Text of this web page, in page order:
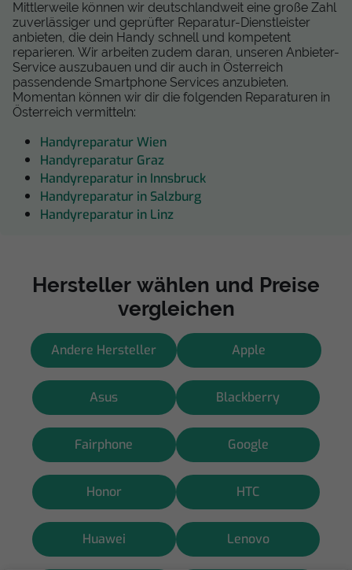
Mittlerweile können wir deutschlandweit eine große Zahl
zuverlässiger und geprüfter Reparatur-Dienstleister
anbieten, die dein Handy schnell und kompetent
reparieren. Wir arbeiten zudem daran, unseren Anbieter-
Service auszubauen und dir auch in Österreich
passendende Smartphone Services anzubieten.
Momentan können wir dir die folgenden Reparaturen in
Österreich vermitteln:
Handyreparatur Wien
Handyreparatur Graz
Handyreparatur in Innsbruck
Handyreparatur in Salzburg
Handyreparatur in Linz
Hersteller wählen und Preise
vergleichen
Andere Hersteller Apple
Asus Blackberry
Fairphone Google
Honor HTC
Huawei Lenovo